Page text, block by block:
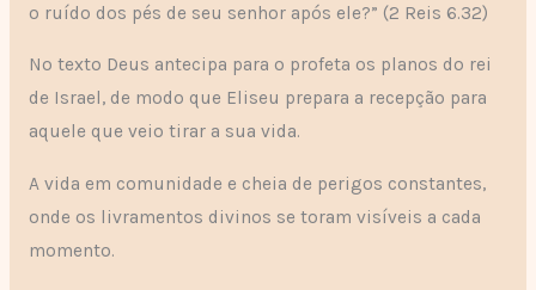
o ruído dos pés de seu senhor após ele?” (2 Reis 6.32)
No texto Deus antecipa para o profeta os planos do rei
de Israel, de modo que Eliseu prepara a recepção para
aquele que veio tirar a sua vida.
A vida em comunidade e cheia de perigos constantes,
onde os livramentos divinos se toram visíveis a cada
momento.